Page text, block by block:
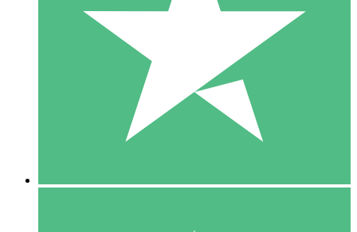
Zahlen Sie nach Bedarf mit Download-Credits. Keine
monatliche Verpflichtung erforderlich.
10 00